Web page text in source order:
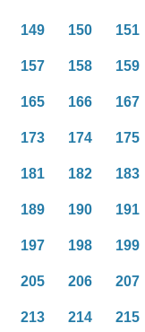
149 150 151
157 158 159
165 166 167
173 174 175
181 182 183
189 190 191
197 198 199
205 206 207
213 214 215